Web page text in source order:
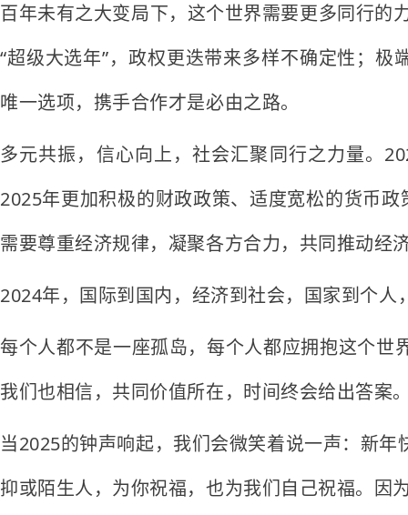
百年未有之大变局下，这个世界需要更多同行的
“超级大选年”，政权更迭带来多样不确定性；
唯一选项，携手合作才是必由之路。
多元共振，信心向上，社会汇聚同行之力量。
2025年更加积极的财政政策、适度宽松的货币
需要尊重经济规律，凝聚各方合力，共同推动经
2024年，国际到国内，经济到社会，国家到个
每个人都不是一座孤岛，每个人都应拥抱这个
我们也相信，共同价值所在，时间终会给出答案
当2025的钟声响起，我们会微笑着说一声：新
抑或陌生人，为你祝福，也为我们自己祝福。因